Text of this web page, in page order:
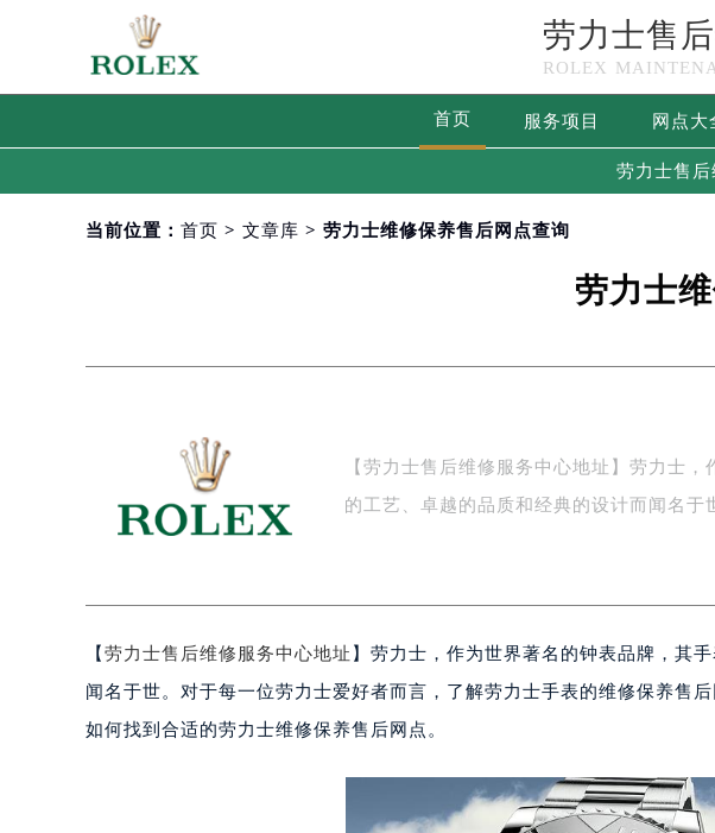
劳力士售
ROLEX
首页 服务项目 网点大
劳力士售后
当前位置： 首页 > 文章库 > 劳力士维修保养售后网点查询
劳力士
【劳力士售后维修服务中心地址】劳力士
的工艺、卓越的品质和经典的设计而闻名
【 劳力士售后维修服务中心地址 】劳力士，作为世界著名的钟表品牌，其
闻名于世。对于每一位劳力士爱好者而言，了解劳力士手表的维修保养售
如何找到合适的劳力士维修保养售后网点。